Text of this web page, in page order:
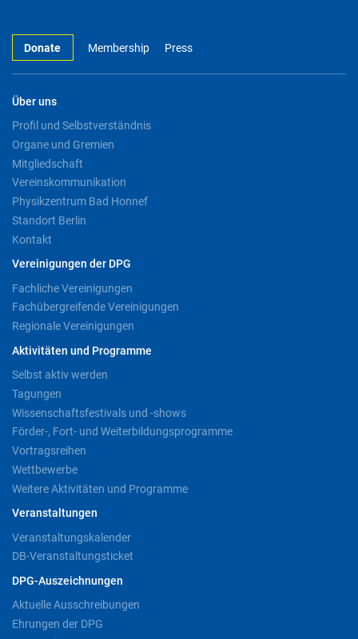
Donate Membership Press
Über uns
Profil und Selbstverständnis
Organe und Gremien
Mitgliedschaft
Vereinskommunikation
Physikzentrum Bad Honnef
Standort Berlin
Kontakt
Vereinigungen der DPG
Fachliche Vereinigungen
Fachübergreifende Vereinigungen
Regionale Vereinigungen
Aktivitäten und Programme
Selbst aktiv werden
Tagungen
Wissenschaftsfestivals und -shows
Förder-, Fort- und Weiterbildungsprogramme
Vortragsreihen
Wettbewerbe
Weitere Aktivitäten und Programme
Veranstaltungen
Veranstaltungskalender
DB-Veranstaltungsticket
DPG-Auszeichnungen
Aktuelle Ausschreibungen
Ehrungen der DPG